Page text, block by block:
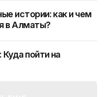
истории: как и чем
в Алматы?
пойти на